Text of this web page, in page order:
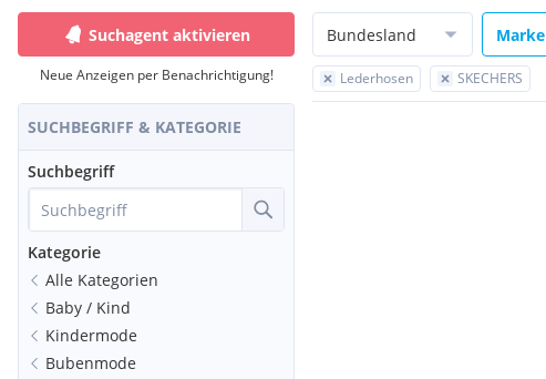
Suchagent aktivieren
Neue Anzeigen per Benachrichtigung!
SUCHBEGRIFF & KATEGORIE
Suchbegriff
Kategorie
Alle Kategorien
Baby / Kind
Kindermode
Bubenmode
Bundesland Marke
Lederhosen SKECHERS